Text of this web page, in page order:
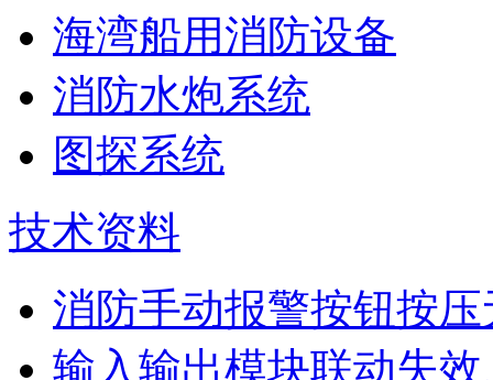
海湾船用消防设备
消防水炮系统
图探系统
技术资料
消防手动报警按钮按
输入输出模块联动失